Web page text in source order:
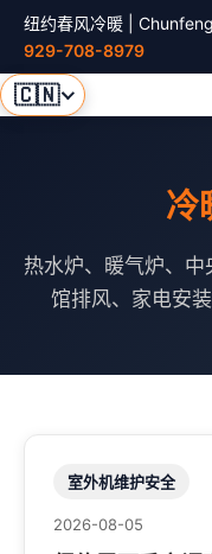
纽约春风冷暖 |
929-708-8979
🇨🇳
冷
热水炉、暖气炉、
馆排风、家电安
室外机维护安全
2026-08-05